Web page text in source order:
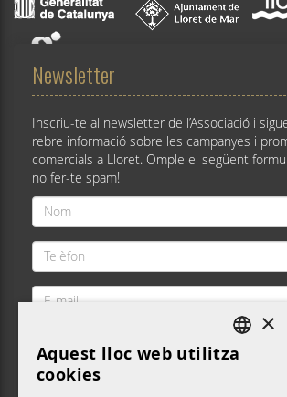
Newsletter
Inscriu-te al newsletter de l’Associació i
rebre informació sobre les campanyes i
comercials a Lloret. Omple el següent
no fer-te spam!
Nom
*
Telèfon
*
E-
Política de privacitat i
Validació DEFAULT LANGUAGE
×
Aquest lloc web utilitza
cookies